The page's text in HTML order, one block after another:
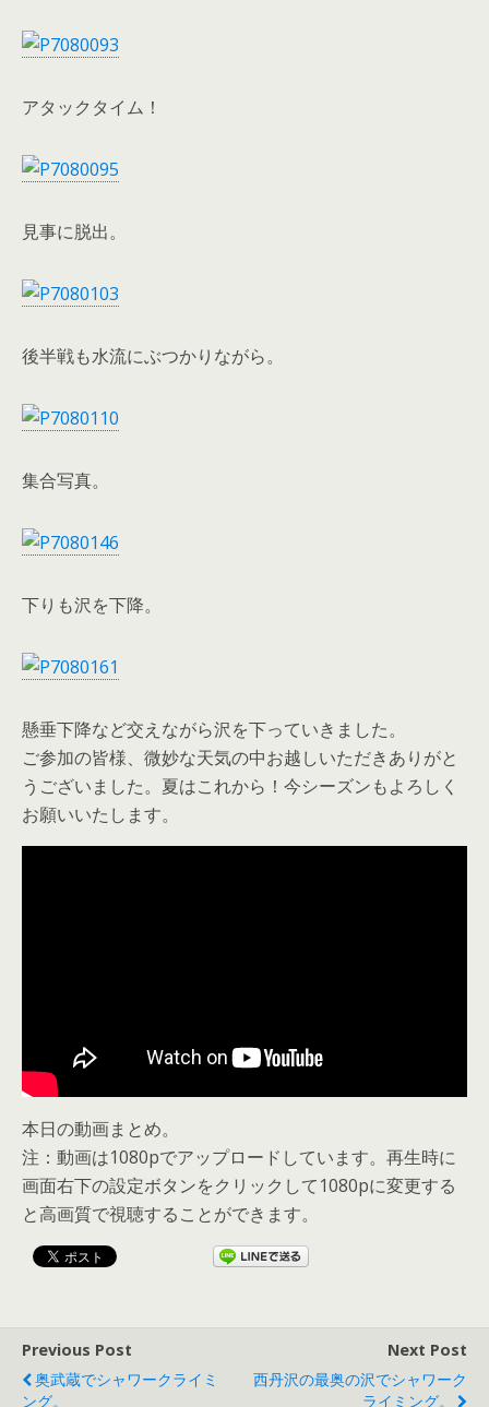
アタックタイム！
見事に脱出。
後半戦も水流にぶつかりながら。
集合写真。
下りも沢を下降。
懸垂下降など交えながら沢を下っていきました。
ご参加の皆様、微妙な天気の中お越しいただきありがと
うございました。夏はこれから！今シーズンもよろしく
お願いいたします。
本日の動画まとめ。
注：動画は1080pでアップロードしています。再生時に
画面右下の設定ボタンをクリックして1080pに変更する
と高画質で視聴することができます。
Previous Post
奥武蔵でシャワークライミ
ング。
Next Post
西丹沢の最奥の沢でシャワーク
ライミング。